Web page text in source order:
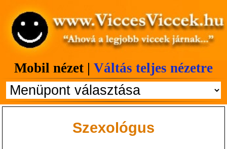
Mobil nézet | Váltás teljes nézetre
Szexológus